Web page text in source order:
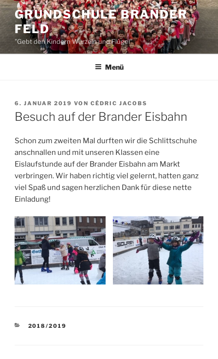
Zum
Inhalt
springen
GRUNDSCHULE BRANDER
FELD
"Gebt den Kindern Wurzeln und Flügel"
Menü
VERÖFFENTLICHT
AM
6. JANUAR 2019 VON CÉDRIC JACOBS
Besuch auf der Brander Eisbahn
Schon zum zweiten Mal durften wir die Schlittschuhe
anschnallen und mit unseren Klassen eine
Eislaufstunde auf der Brander Eisbahn am Markt
verbringen. Wir haben richtig viel gelernt, hatten ganz
viel Spaß und sagen herzlichen Dank für diese nette
Einladung!
KATEGORIEN
2018/2019